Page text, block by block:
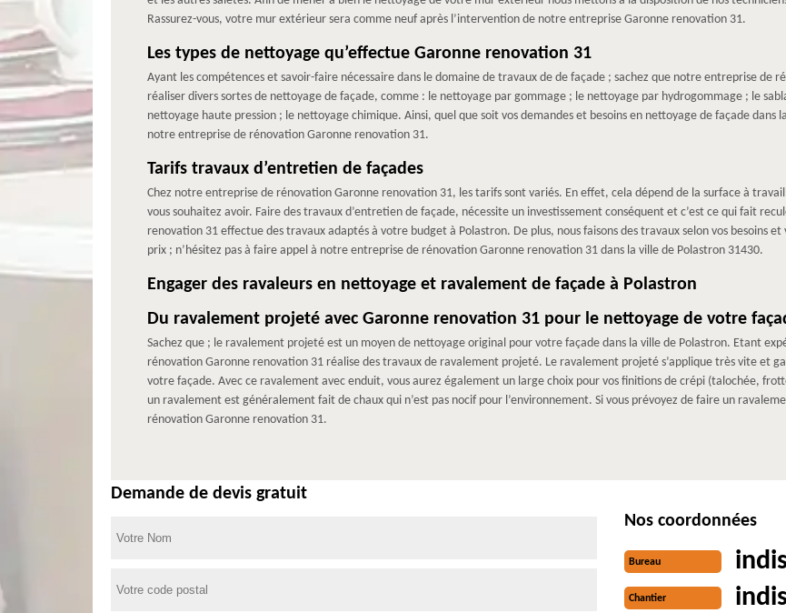
Rassurez-vous, votre mur extérieur sera comme neuf après l’intervention de notre entreprise Garonne renovation 31.
Les types de nettoyage qu’effectue Garonne renovation 31
Ayant les compétences et savoir-faire nécessaire dans le domaine de travaux de de façade ; sachez que notre entreprise de
réaliser divers sortes de nettoyage de façade, comme : le nettoyage par gommage ; le nettoyage par hydrogommage ; le
nettoyage haute pression ; le nettoyage chimique. Ainsi, quel que soit vos demandes et besoins en nettoyage de façade dans
notre entreprise de rénovation Garonne renovation 31.
Tarifs travaux d’entretien de façades
Chez notre entreprise de rénovation Garonne renovation 31, les tarifs sont variés. En effet, cela dépend de la surface à
vous souhaitez avoir. Faire des travaux d’entretien de façade, nécessite un investissement conséquent et c’est ce qui fait
renovation 31 effectue des travaux adaptés à votre budget à Polastron. De plus, nous faisons des travaux selon vos besoins
prix ; n’hésitez pas à faire appel à notre entreprise de rénovation Garonne renovation 31 dans la ville de Polastron 31430.
Engager des ravaleurs en nettoyage et ravalement de façade à Polastron
Du ravalement projeté avec Garonne renovation 31 pour le nettoyage de votre
Sachez que ; le ravalement projeté est un moyen de nettoyage original pour votre façade dans la ville de Polastron. Etant
rénovation Garonne renovation 31 réalise des travaux de ravalement projeté. Le ravalement projeté s’applique très vite et
votre façade. Avec ce ravalement avec enduit, vous aurez également un large choix pour vos finitions de crépi (talochée,
un ravalement est généralement fait de chaux qui n’est pas nocif pour l’environnement. Si vous prévoyez de faire un
rénovation Garonne renovation 31.
Demande de devis gratuit
Nos coordonnées
Bureau
Chantier